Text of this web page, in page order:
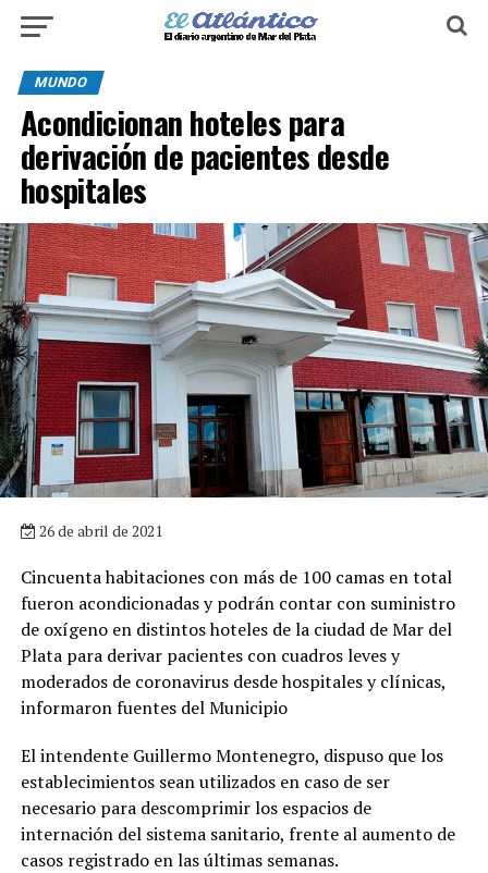
MUNDO
Acondicionan hoteles para
derivación de pacientes desde
hospitales
26 de abril de 2021
Cincuenta habitaciones con más de 100 camas en total
fueron acondicionadas y podrán contar con suministro
de oxígeno en distintos hoteles de la ciudad de Mar del
Plata para derivar pacientes con cuadros leves y
moderados de coronavirus desde hospitales y clínicas,
informaron fuentes del Municipio
El intendente Guillermo Montenegro, dispuso que los
establecimientos sean utilizados en caso de ser
necesario para descomprimir los espacios de
internación del sistema sanitario, frente al aumento de
casos registrado en las últimas semanas.